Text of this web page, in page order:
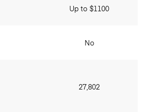
Up to $1100
No
27,802